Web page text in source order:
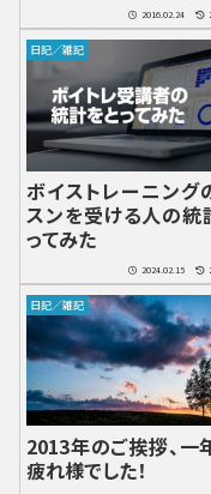
2016.02.24
日記／雑記
ボイストレーニング
スンを受ける人の統
ってみた
2024.02.15
日記／雑記
2013年のご挨拶、一
疲れ様でした！